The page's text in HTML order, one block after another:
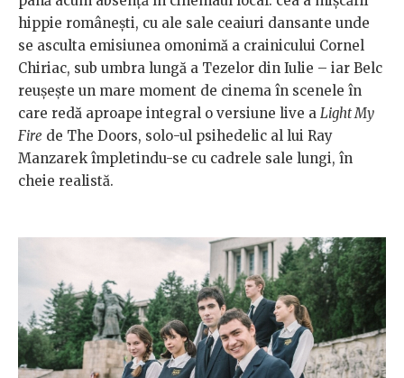
hippie românești, cu ale sale ceaiuri dansante unde
se asculta emisiunea omonimă a crainicului Cornel
Chiriac, sub umbra lungă a Tezelor din Iulie – iar Belc
reușește un mare moment de cinema în scenele în
care redă aproape integral o versiune live a Light My
Fire de The Doors, solo-ul psihedelic al lui Ray
Manzarek împletindu-se cu cadrele sale lungi, în
cheie realistă.